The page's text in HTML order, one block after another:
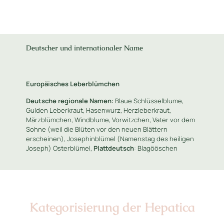
Deutscher und internationaler Name
Europäisches Leberblümchen
Deutsche regionale Namen: Blaue Schlüsselblume,
Gulden Leberkraut, Hasenwurz, Herzleberkraut,
Märzblümchen, Windblume, Vorwitzchen, Vater vor dem
Sohne (weil die Blüten vor den neuen Blättern
erscheinen), Josephinblümel (Namenstag des heiligen
Joseph) Osterblümel, Plattdeutsch: Blagööschen
Kategorisierung der Hepatica